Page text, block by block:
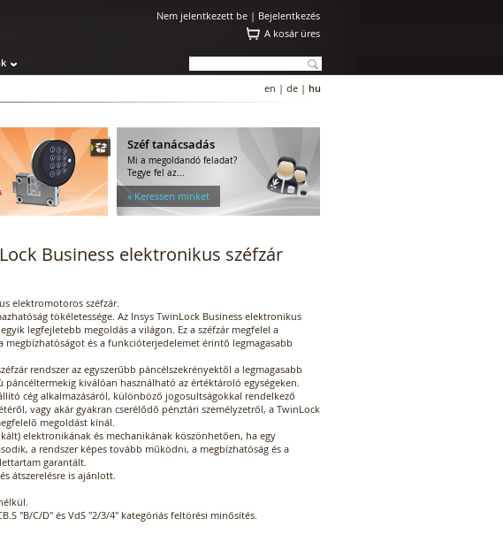
Nem jelentkezett be | Bejelentkezés
A kosár üres
en | de | hu
Széf tanácsadás
Mi a megoldandó feladat?
Tegye fel az...
» Keressen minket
Business elektronikus széfzár
elektromotoros széfzár.
tökéletessége. Az Insys TwinLock Business elektronikus
legfejletebb megoldás a világon. Ez a széfzár megfelel a
megbízhatóságot és a funkcióterjedelemet érintő legmagasabb
rendszer az egyszerűbb páncélszekrényektől a legmagasabb
páncéltermekig kiválóan használható az értéktároló egységeken.
cég alkalmazásáról, különböző jogosultságokkal rendelkező
vagy akár gyakran cserélődő pénztári személyzetről, a TwinLock
megoldást kínál.
elektronikának és mechanikának köszönhetően, ha egy
a rendszer képes tovább működni, a megbízhatóság és a
garantált.
átszerelésre is ajánlott.
"B/C/D" és VdS "2/3/4" kategóriás feltörési minősítés.